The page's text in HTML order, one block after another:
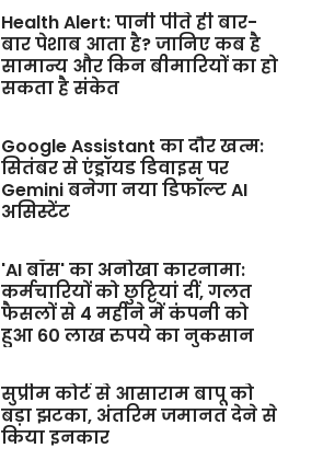
Health Alert: पानी पीते ही बार-
बार पेशाब आता है? जानिए कब है
सामान्य और किन बीमारियों का हो
सकता है संकेत
Google Assistant का दौर खत्म:
सितंबर से एंड्रॉयड डिवाइस पर
Gemini बनेगा नया डिफॉल्ट AI
असिस्टेंट
'AI बॉस' का अनोखा कारनामा:
कर्मचारियों को छुट्टियां दीं, गलत
फैसलों से 4 महीने में कंपनी को
हुआ 60 लाख रुपये का नुकसान
सुप्रीम कोर्ट से आसाराम बापू को
बड़ा झटका, अंतरिम जमानत देने से
किया इनकार